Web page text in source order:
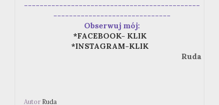
---------------------------------------------
------------------------------
Obserwuj mój:
*FACEBOOK- KLIK
*INSTAGRAM-KLIK
Ruda
Autor Ruda